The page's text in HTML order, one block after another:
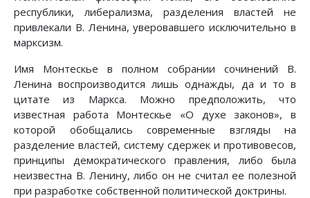
республики, либерализма, разделения властей не
привлекали В. Ленина, уверовавшего исключительно в
марксизм.
Имя Монтескье в полном собрании сочинений В.
Ленина воспроизводится лишь однажды, да и то в
цитате из Маркса. Можно предположить, что
известная работа Монтескье «О духе законов», в
которой обобщались современные взгляды на
разделение властей, систему сдержек и противовесов,
принципы демократического правления, либо была
неизвестна В. Ленину, либо он не считал ее полезной
при разработке собственной политической доктрины.